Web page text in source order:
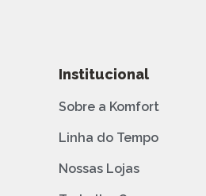
Institucional
Sobre a Komfort
Linha do Tempo
Nossas Lojas